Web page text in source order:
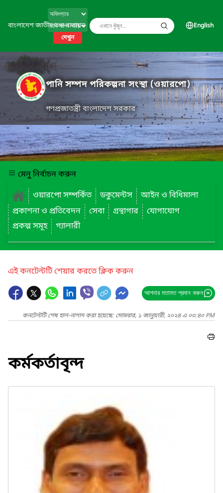
বাংলাদেশ জাতীয় তথ্য বাতায়ন
দেখুন
English
পানি সম্পদ পরিকল্পনা সংস্থা (ওয়ারপো)
গণপ্রজাতন্ত্রী বাংলাদেশ সরকার
মেনু নির্বাচন করুন
ওয়ারপো সম্পর্কিত
ডকুমেন্টস
আইন ও বিধিমালা
প্রকাশনা ও প্রতিবেদন
সেবা গ্রন্থাগার
যোগাযোগ
প্রকল্প সমূহ
গ্যালারী
এই কনটেন্টটি শেয়ার করতে ক্লিক করুন
আপনার মতামত প্রদান করুন
কনটেন্টটি শেষ হাল-নাগাদ করা হয়েছে: সোমবার, ১ জানুয়ারী, ২০২৪ এ ০৩:৪০ PM
কর্মকর্তাবৃন্দ